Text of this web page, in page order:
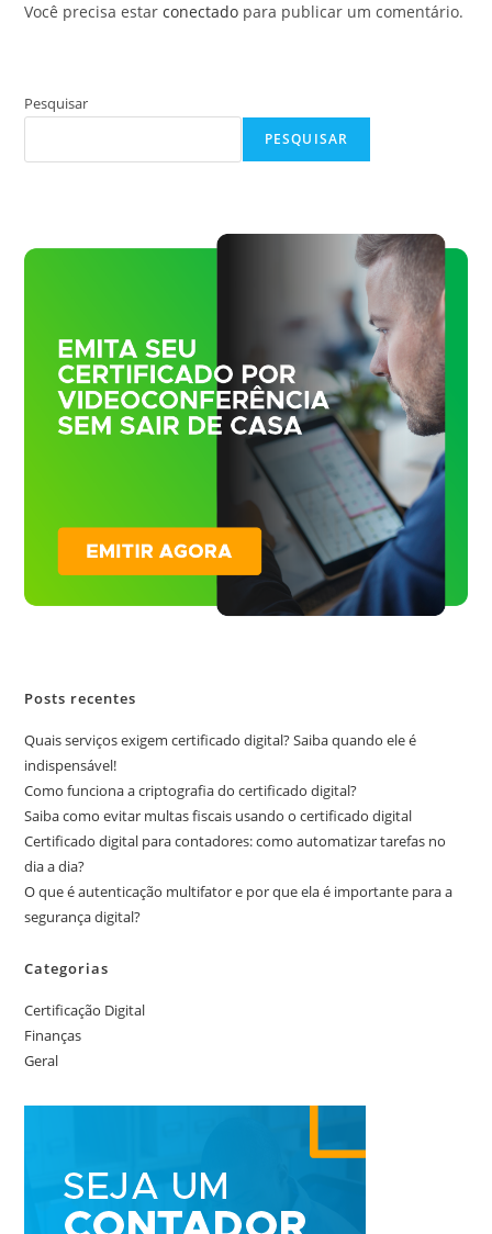
Você precisa estarconectado para publicar um comentário.
Pesquisar
PESQUISAR
Posts recentes
Quais serviços exigem certificado digital? Saiba quando ele é
indispensável!
Como funciona a criptografia do certificado digital?
Saiba como evitar multas fiscais usando o certificado digital
Certificado digital para contadores: como automatizar tarefas no
dia a dia?
O que é autenticação multifator e por que ela é importante para a
segurança digital?
Categorias
Certificação Digital
Finanças
Geral